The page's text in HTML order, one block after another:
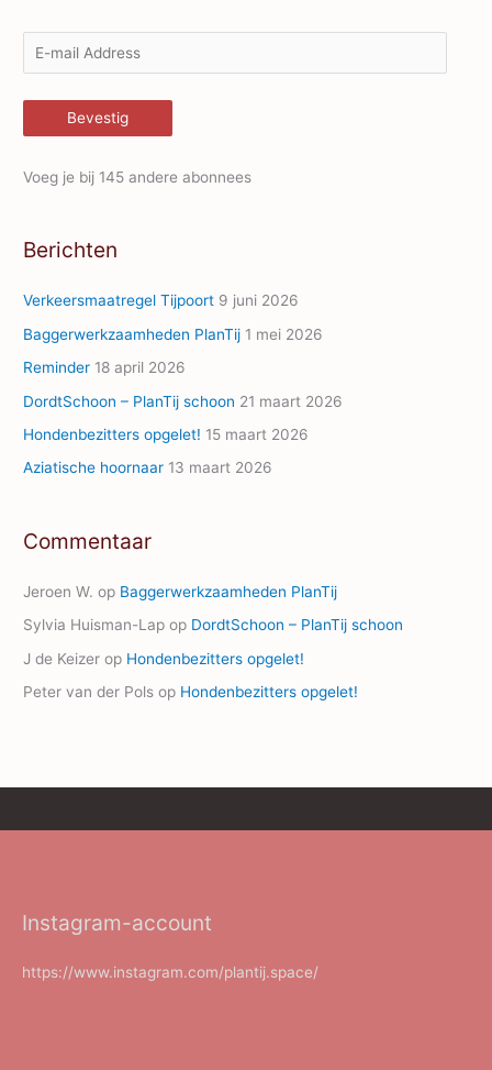
-
m
a
d
r
e
s
s
Bevestig
Voeg je bij 145 andere abonnees
Berichten
Verkeersmaatregel Tijpoort 9 juni 2026
Baggerwerkzaamheden PlanTij 1 mei 2026
Reminder 18 april 2026
DordtSchoon – PlanTij schoon 21 maart 2026
Hondenbezitters opgelet! 15 maart 2026
Aziatische hoornaar 13 maart 2026
Commentaar
Jeroen W. op Baggerwerkzaamheden PlanTij
Sylvia Huisman-Lap op DordtSchoon – PlanTij schoon
J de Keizer op Hondenbezitters opgelet!
Peter van der Pols op Hondenbezitters opgelet!
Instagram-account
https://www.instagram.com/plantij.space/